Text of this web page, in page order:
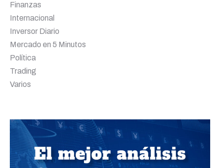
Finanzas
Internacional
Inversor Diario
Mercado en 5 Minutos
Política
Trading
Varios